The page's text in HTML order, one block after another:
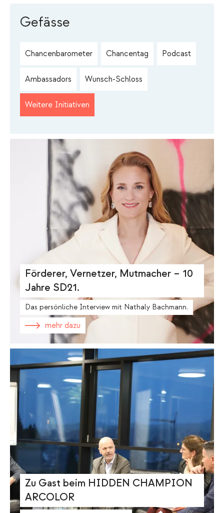
Gefässe
Chancenbarometer Chancentag Podcast
Ambassadors Wunsch-Schloss
Weitere Initiativen
Förderer, Vernetzer, Mutmacher – 10
Jahre SD21.
Das persönliche Interview mit Nathaly Bachmann.
mehr dazu
Zu Gast beim HIDDEN CHAMPION
ARCOLOR